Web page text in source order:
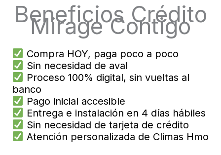
Beneficios Crédito
Mirage Contigo
Compra HOY, paga poco a poco
Sin necesidad de aval
Proceso 100% digital, sin vueltas al
banco
Pago inicial accesible
Entrega e instalación en 4 días hábiles
Sin necesidad de tarjeta de crédito
Atención personalizada de Climas Hmo